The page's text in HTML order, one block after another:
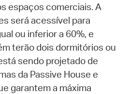
espaços comerciais. A
será acessível para
ou inferior a 60%, e
terão dois dormitórios ou
sendo projetado de
da Passive House e
garantem a máxima